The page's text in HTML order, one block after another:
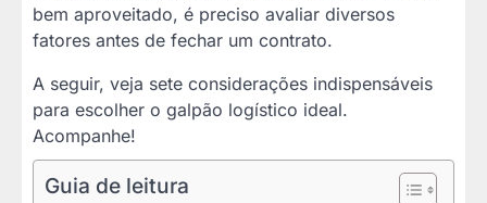
bem aproveitado, é preciso avaliar diversos
fatores antes de fechar um contrato.
A seguir, veja sete considerações indispensáveis
para escolher o galpão logístico ideal.
Acompanhe!
Guia de leitura